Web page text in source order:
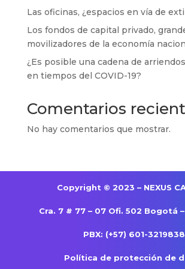
Las oficinas, ¿espacios en vía de
Los fondos de capital privado,
movilizadores de la economía
¿Es posible una cadena de
en tiempos del COVID-19?
Comentarios
No hay comentarios que mostrar.
Copyright © 2023 – NEXUS
Cra. 7 # 77 – 07 Ofi. 502 Bogotá
PBX: (+57) 601-3219838
Política de protección de